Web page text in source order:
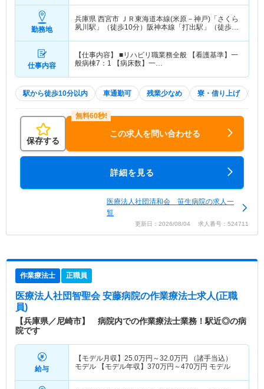
勤務地
兵庫県 西宮市
ＪＲ東海道本線(米原－神戸)「さくら
夙川駅」（徒歩10分）阪神本線「打出駅」（徒歩8
仕事内容
【仕事内容】 ■リハビリ職業務全般 【看護基準】一
般病棟7：1 【病床数】一…
駅から徒歩10分以内 車通勤可 残業少なめ 寮・借り上げ
保存する
この求人を問い合わせる
詳細を見る
医療法人社団清和会 笹生病院の求人一
覧
更新日：2026/08/04 求人番号：524711
作業療法士 正職員
医療法人社団智聖会 安藤病院の作業療法士求人(正職
員)
【兵庫県／尼崎市】 病院内での作業療法士業務！駅近◎の病
院です
給与
【モデル月収】 25.0万円～32.0万円 （諸手当込）
モデル 【モデル年収】 370万円～470万円 モデル